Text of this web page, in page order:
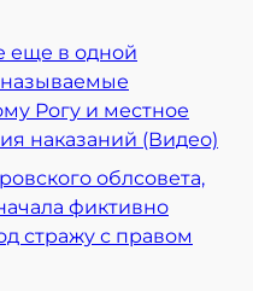
еще в одной
называемые
Рогу и местное
наказаний (Видео)
облсовета,
фиктивно
стражу с правом